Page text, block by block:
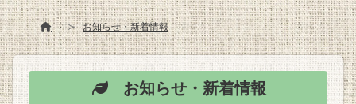
お知らせ・新着情報
お知らせ・新着情報